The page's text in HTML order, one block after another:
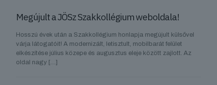
Megújult a JÖSz Szakkollégium weboldala!
Hosszú évek után a Szakkollégium honlapja megújult külsővel
várja látogatóit! A modernizált, letisztult, mobilbarát felület
elkészítése július közepe és augusztus eleje között zajlott. Az
oldal nagy […]